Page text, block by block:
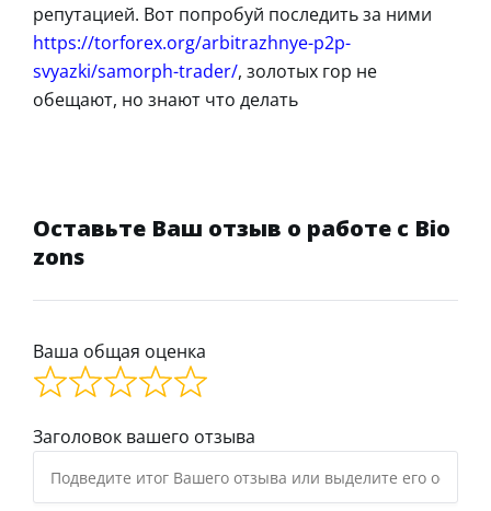
репутацией. Вот попробуй последить за ними
https://torforex.org/arbitrazhnye-p2p-
svyazki/samorph-trader/, золотых гор не
обещают, но знают что делать
Оставьте Ваш отзыв о работе с Bio
zons
Ваша общая оценка
Заголовок вашего отзыва